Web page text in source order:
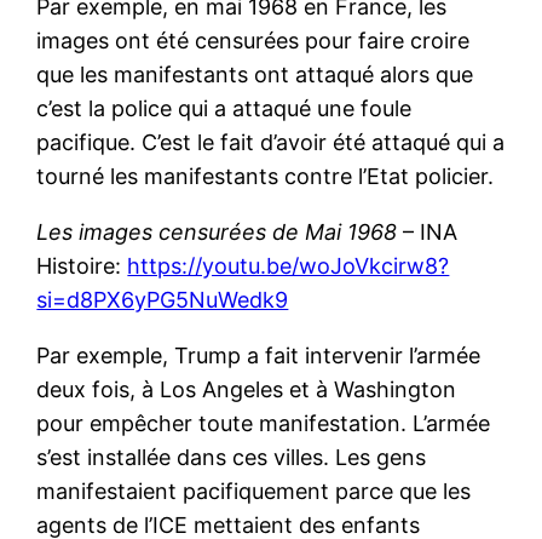
Par exemple, en mai 1968 en France, les
images ont été censurées pour faire croire
que les manifestants ont attaqué alors que
c’est la police qui a attaqué une foule
pacifique. C’est le fait d’avoir été attaqué qui a
tourné les manifestants contre l’Etat policier.
Les images censurées de Mai 1968 – INA
Histoire: https://youtu.be/woJoVkcirw8?
si=d8PX6yPG5NuWedk9
Par exemple, Trump a fait intervenir l’armée
deux fois, à Los Angeles et à Washington
pour empêcher toute manifestation. L’armée
s’est installée dans ces villes. Les gens
manifestaient pacifiquement parce que les
agents de l’ICE mettaient des enfants